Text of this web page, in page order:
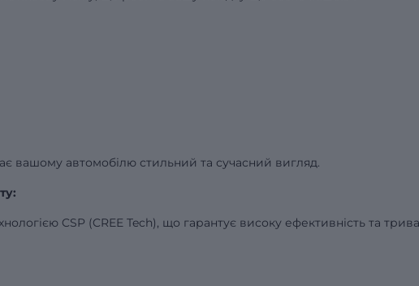
вашому автомобілю стильний та сучасний вигляд.
CSP (CREE Tech), що гарантує високу ефективність та